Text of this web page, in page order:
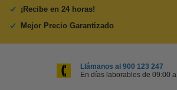
¡Recibe en 24 horas!
Mejor Precio Garantizado
Llámanos al 900 123 247
En días laborables de 09:00